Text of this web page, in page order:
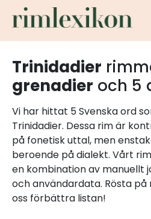
Trinidadier
grenadier och 5
Vi har hittat 5 Svenska ord
Trinidadier. Dessa rim är
på fonetisk uttal, men
beroende på dialekt. Vårt
en kombination av manuellt
och användardata. Rösta
oss förbättra listan!